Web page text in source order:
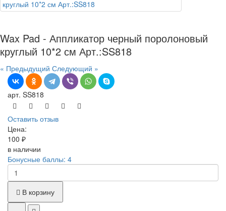
Wax Pad - Аппликатор черный поролоновый
круглый 10*2 см Арт.:SS818
« Предыдущий Следующий »
арт. SS818
Оставить отзыв
Цена:
100 ₽
в наличии
Бонусные баллы: 4
В корзину